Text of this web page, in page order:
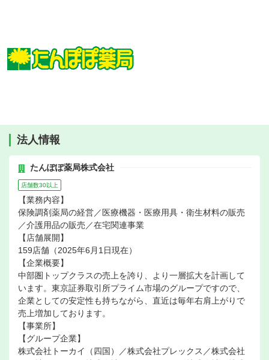
法人情報
たんぽぽ薬局株式会社
店舗数30以上
【業務内容】
保険調剤薬局の経営／医療機器・医療用具・衛生材料の販売
／介護用品の販売／在宅関連事業
【店舗展開】
159店舗（2025年6月1日現在）
【企業概要】
中部圏トップクラスの売上を誇り、より一層拡大を計画して
います。東京証券取引所プライム市場のグループですので、
企業としての安定性も持ちながら、直近は毎年右肩上がりで
売上増加しております。
【事業所】
【グループ企業】
株式会社トーカイ（四国）／株式会社プレックス／株式会社